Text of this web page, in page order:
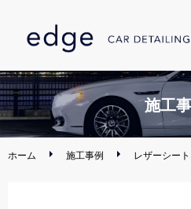
ホーム
カーコーテ
施工
ホーム 施工事例 レザーシー